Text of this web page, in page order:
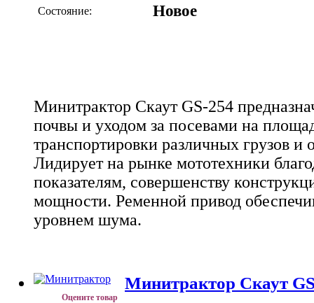
Состояние: Новое
Минитрактор Скаут GS-254
почвы и уходом за посевами на
транспортировки различных грузов и
Лидирует на рынке мототехники
показателям, совершенству
мощности. Ременной привод
уровнем шума.
Оцените товар
Минитрактор Скаут